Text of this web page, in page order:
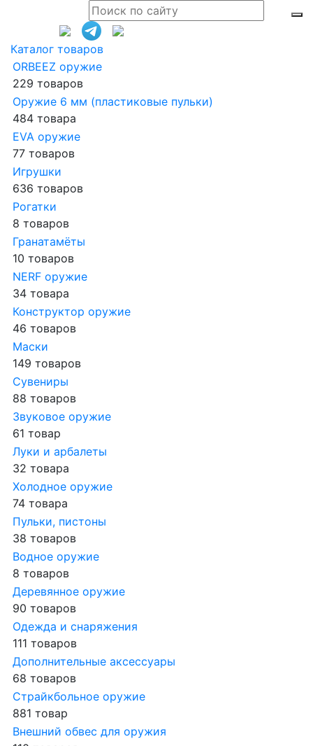
Каталог товаров
ORBEEZ оружие
229 товаров
Оружие 6 мм (пластиковые пульки)
484 товара
EVA оружие
77 товаров
Игрушки
636 товаров
Рогатки
8 товаров
Гранатамёты
10 товаров
NERF оружие
34 товара
Конструктор оружие
46 товаров
Маски
149 товаров
Сувениры
88 товаров
Звуковое оружие
61 товар
Луки и арбалеты
32 товара
Холодное оружие
74 товара
Пульки, пистоны
38 товаров
Водное оружие
8 товаров
Деревянное оружие
90 товаров
Одежда и снаряжения
111 товаров
Дополнительные аксессуары
68 товаров
Страйкбольное оружие
881 товар
Внешний обвес для оружия